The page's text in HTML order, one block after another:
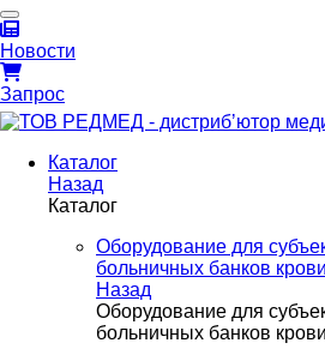
Новости
Запрос
Каталог
Назад
Каталог
Оборудование для
больничных банков крови
Назад
Оборудование для
больничных банков крови